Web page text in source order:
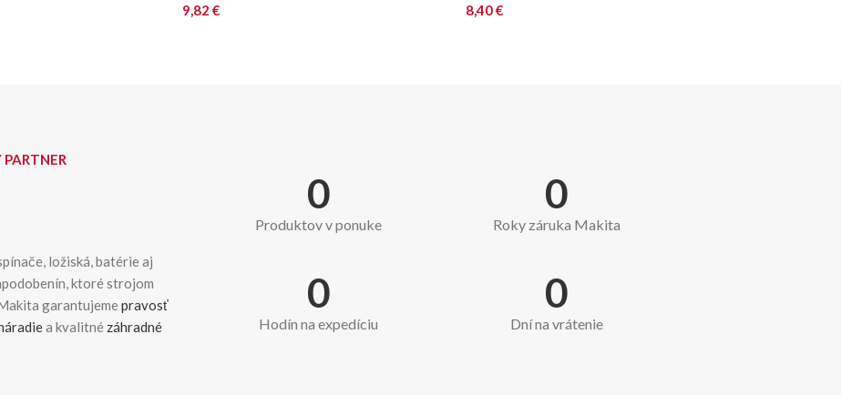
9,82 €
8,40€
ložiská, batérie aj
ktoré strojom
garantujemepravosť
a kvalitné záhradné
0
Produktov v ponuke
0
Roky záruka Makita
0
Hodín na expedíciu
0
Dní na vrátenie